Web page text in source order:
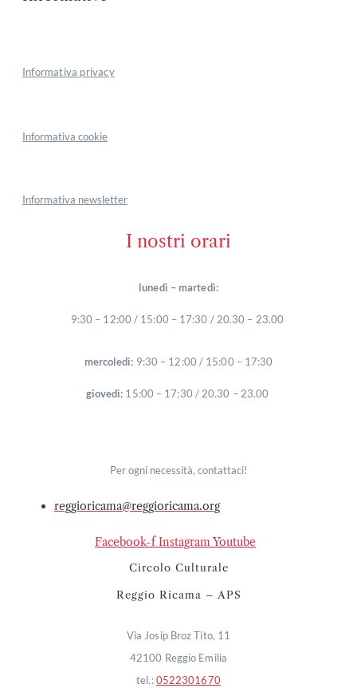
Informativa privacy
Informativa cookie
Informativa newsletter
I nostri orari
lunedì – martedì:
9:30 – 12:00 / 15:00 – 17:30 / 20.30 – 23.00
mercoledì: 9:30 – 12:00 / 15:00 – 17:30
giovedì: 15:00 – 17:30 / 20.30 – 23.00
Per ogni necessità, contattaci!
reggioricama@reggioricama.org
Facebook-f InstagramYoutube
Circolo Culturale
Reggio Ricama – APS
Via Josip Broz Tito, 11
42100 Reggio Emilia
tel.:0522301670